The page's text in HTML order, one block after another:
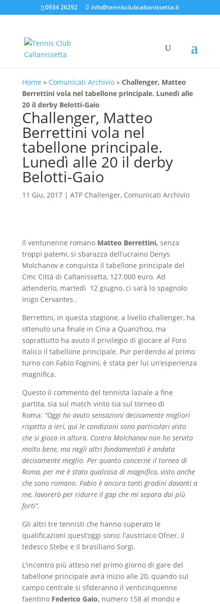
0934 26292 info@tennisclubcaltanissetta.it
Home » Comunicati Archivio» Challenger, Matteo
Berrettini vola nel tabellone principale. Lunedì alle
20 il derby Belotti-Gaio
Challenger, Matteo
Berrettini vola nel
tabellone principale.
Lunedì alle 20 il derby
Belotti-Gaio
11 Giu, 2017| ATP Challenger, Comunicati Archivio
Il ventunenne romano Matteo Berrettini, senza
troppi patemi, si sbarazza dell’ucraino Denys
Molchanov e conquista il tabellone principale del
Cmc Città di Caltanissetta, 127.000 euro. Ad
attenderlo, martedì 12 giugno, ci sarà lo spagnolo
Inigo Cervantes .
Berrettini, in questa stagione, a livello challenger, ha
ottenuto una finale in Cina a Quanzhou, ma
soprattutto ha avuto il privilegio di giocare al Foro
Italico il tabellone principale. Pur perdendo al primo
turno con Fabio Fognini, è stata per lui un’esperienza
magnifica.
Questo il commento del tennista laziale a fine
partita, sia sul match vinto sia sul torneo di
Roma: “Oggi ho avuto sensazioni decisamente migliori
rispetto a ieri, qui le condizioni sono particolari visto
che si gioca in altura. Contro Molchanov non ho servito
molto bene, ma negli altri fondamentali è andata
decisamente meglio. Per quanto concerne il torneo di
Roma, per me è stato qualcosa di magnifico, visto anche
che sono romano. Fabio è ancora tanti gradini davanti a
me, lavorerò per ridurre il gap che mi separa dai più
forti”.
Gli altri tre tennisti che hanno superato le
qualificazioni quest’oggi sono: l’austriaco Ofner, il
tedesco Stebe e il brasiliano Sorgi.
L’incontro più atteso nel primo giorno di gare del
tabellone principale avrà inizio alle 20, quando sul
campo centrale si sfideranno il venticinquenne
faentinoFederico Gaio, numero 158 al mondo e